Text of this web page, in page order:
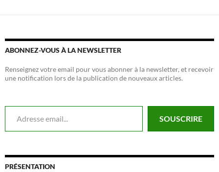
ABONNEZ-VOUS À LA NEWSLETTER
Renseignez votre email pour vous abonner à la newsletter, et recevoir
une notification lors de la publication de nouveaux articles.
Adresse email...
SOUSCRIRE
PRÉSENTATION